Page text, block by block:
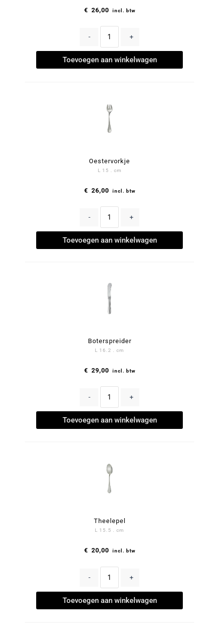
€ 26,00 incl. btw
- +
Toevoegen aan winkelwagen
Oestervorkje
L 15 . cm
€ 26,00 incl. btw
- +
Toevoegen aan winkelwagen
Boterspreider
L 16.2 . cm
€ 29,00 incl. btw
- +
Toevoegen aan winkelwagen
Theelepel
L 15.5 . cm
€ 20,00 incl. btw
- +
Toevoegen aan winkelwagen